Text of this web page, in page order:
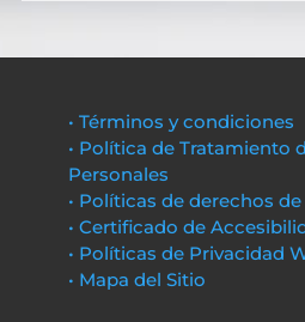
• Términos y condiciones
• Política de Tratamiento
Personales
• Políticas de derechos
• Certificado de
• Políticas de Privacidad
• Mapa del Sitio